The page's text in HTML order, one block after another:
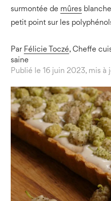
surmontée de mûres
petit point sur les
Par Félicie Toczé, Cheffe
saine
Publié le 16 juin 2023, mis à